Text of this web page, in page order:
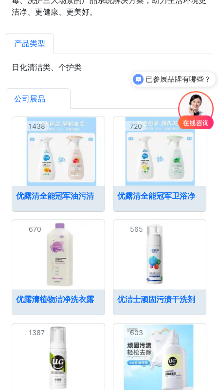
洁净、更健康、更美好。
产品类型
日化清洁类、个护类
公司展品
1438
优露清全能冠军油污清
720
优露清全能冠军卫浴净
670
优露清植物洁净洗衣露
565
优洁士顽固污渍干洗剂
1387 603
已参展品牌有哪些？